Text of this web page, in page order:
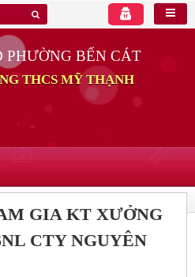
PHƯỜNG BẾN CÁT
THCS MỸ THẠNH
GIA KT XƯỞNG
CTY NGUYÊN